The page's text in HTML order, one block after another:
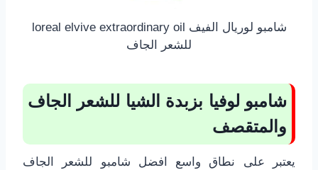
شامبو لوريال الفيف loreal elvive extraordinary oil
للشعر الجاف
شامبو لوفيا بزبدة الشيا للشعر الجاف
والمتقصف
يعتبر على نطاق واسع افضل شامبو للشعر الجاف